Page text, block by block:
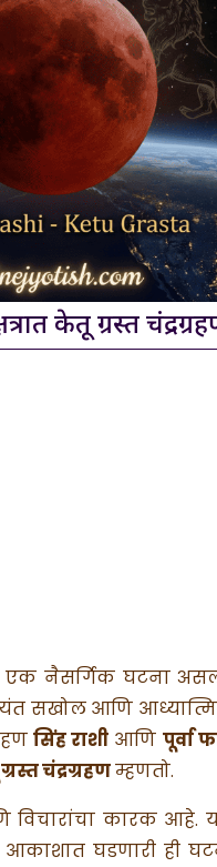
केतू ग्रस्त
एक नैसर्गिक घटना
सखोल आणि
सिंह राशी आणि पूर्वा
चंद्रग्रहणम्हणतो.
विचारांचा कारक आहे.
घडणारी ही